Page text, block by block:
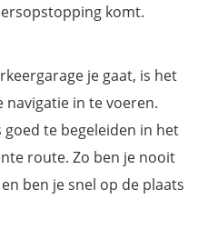
komt.
je gaat, is het
navigatie in te voeren.
goed te begeleiden in het
route. Zo ben je nooit
ben je snel op de plaats